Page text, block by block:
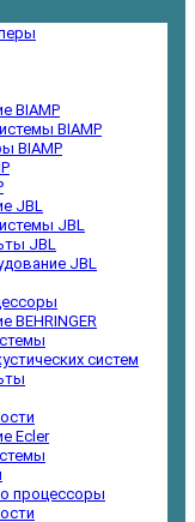
BIAMP
BIAMP
BIAMP
JBL
JBL
JBL
JBL
BEHRINGER
систем
Ecler
процессоры